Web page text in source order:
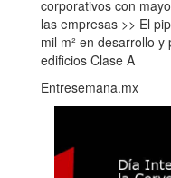
corporativos con
las empresas >> El
mil m² en desarrollo
edificios Clase A
Entresemana.mx